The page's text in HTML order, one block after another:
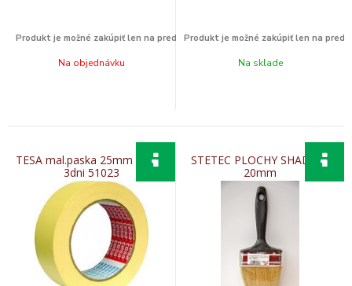
Na objednávku Na sklade
TESA mal.paska 25mm x 50m
3dni 51023
STETEC PLOCHY SHADOW
20mm